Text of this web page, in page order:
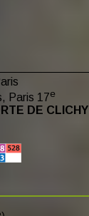
Paris 17e
DE CLICHY